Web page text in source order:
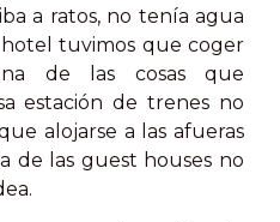
a ratos, no tenía agua
tuvimos que coger
de las cosas que
estación de trenes no
alojarse a las afueras
de las guest houses no